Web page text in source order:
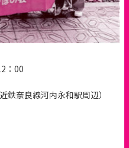
：00
鉄奈良線河内永和駅周辺）